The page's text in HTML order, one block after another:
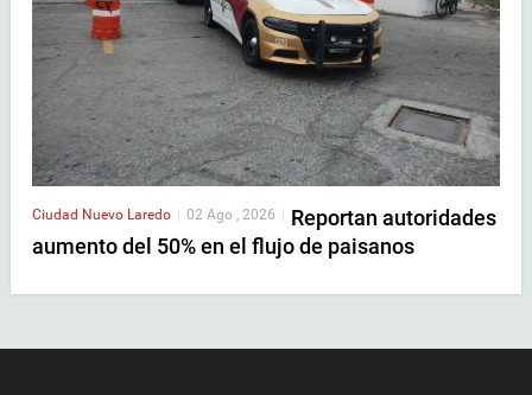
Ciudad Nuevo Laredo | 02 Ago , 2026 | Reportan autoridades
aumento del 50% en el flujo de paisanos